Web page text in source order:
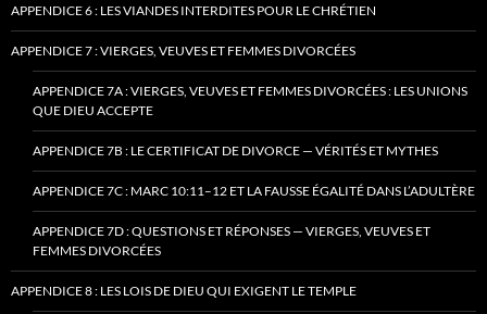
APPENDICE 6 : LES VIANDES INTERDITES POUR LE CHRÉTIEN
APPENDICE 7 : VIERGES, VEUVES ET FEMMES DIVORCÉES
APPENDICE 7A : VIERGES, VEUVES ET FEMMES DIVORCÉES : LES UNIONS
QUE DIEU ACCEPTE
APPENDICE 7B : LE CERTIFICAT DE DIVORCE — VÉRITÉS ET MYTHES
APPENDICE 7C : MARC 10:11–12 ET LA FAUSSE ÉGALITÉ DANS L’ADULTÈRE
APPENDICE 7D : QUESTIONS ET RÉPONSES — VIERGES, VEUVES ET
FEMMES DIVORCÉES
APPENDICE 8 : LES LOIS DE DIEU QUI EXIGENT LE TEMPLE